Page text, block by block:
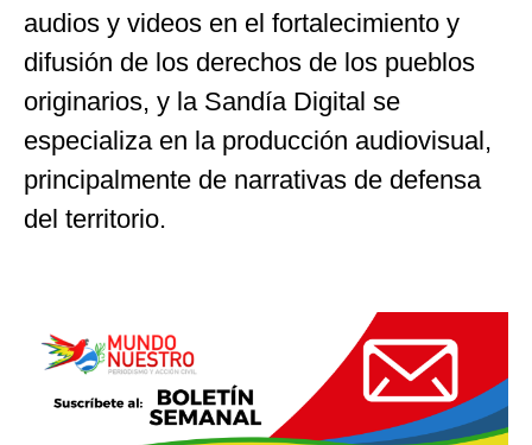
audios y videos en el fortalecimiento y
difusión de los derechos de los pueblos
originarios, y la Sandía Digital se
especializa en la producción audiovisual,
principalmente de narrativas de defensa
del territorio.